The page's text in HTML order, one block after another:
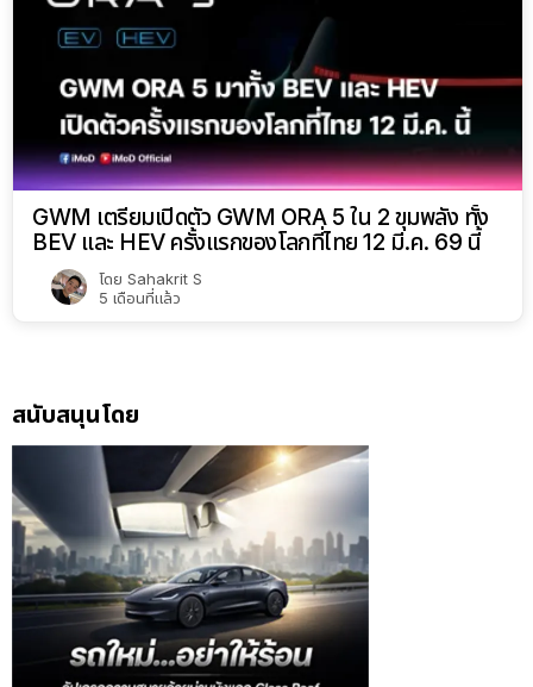
GWM เตรียมเปิดตัว GWM ORA 5 ใน 2 ขุมพลัง ทั้ง
BEV และ HEV ครั้งแรกของโลกที่ไทย 12 มี.ค. 69 นี้
โดย Sahakrit S
5 เดือนที่แล้ว
สนับสนุนโดย